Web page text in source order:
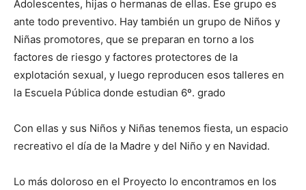
Adolescentes, hijas o hermanas de ellas. Ese grupo es
ante todo preventivo. Hay también un grupo de Niños y
Niñas promotores, que se preparan en torno a los
factores de riesgo y factores protectores de la
explotación sexual, y luego reproducen esos talleres en
la Escuela Pública donde estudian 6º. grado
Con ellas y sus Niños y Niñas tenemos fiesta, un espacio
recreativo el día de la Madre y del Niño y en Navidad.
Lo más doloroso en el Proyecto lo encontramos en los